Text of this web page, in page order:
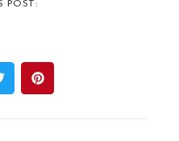
POST: